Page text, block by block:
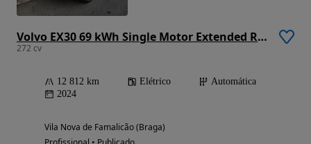
Volvo EX30 69 kWh Single Motor Extended Range Plus
272 cv
12 812 km Elétrico
Automática
2024
Vila Nova de Famalicão (Braga)